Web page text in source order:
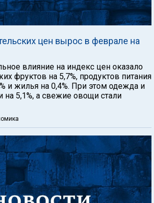
цен вырос в феврале на
влияние на индекс цен оказало
фруктов на 5,7%, продуктов питания
и жилья на 0,4%. При этом одежда и
5,1%, а свежие овощи стали